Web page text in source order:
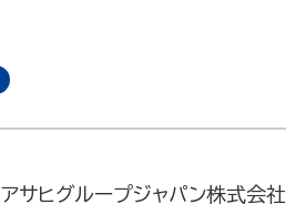
アサヒグループジャパン株式会社